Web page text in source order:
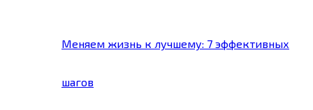
Меняем жизнь к лучшему: 7 эффективных
шагов